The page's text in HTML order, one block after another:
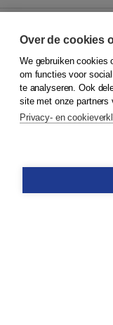
© 2026Koninklijke
Klantenservice
Service & informatie
Contact
Over de cookies
We gebruiken cookies
om functies voor
te analyseren. Ook
site met onze partners
Privacy- en